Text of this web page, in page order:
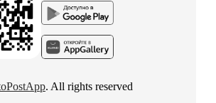
. All rights reserved